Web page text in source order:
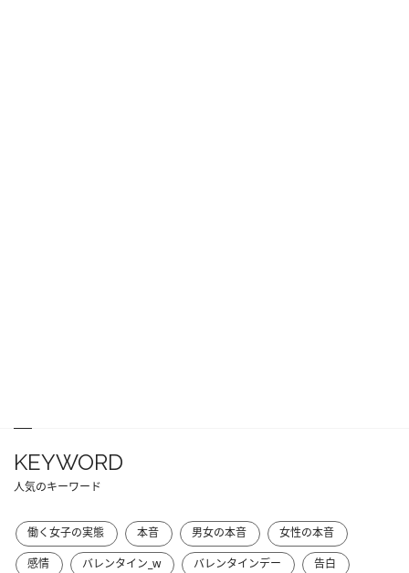
KEYWORD
人気のキーワード
働く女子の実態 本音 男女の本音
女性の本音
感情
バレンタイン_w バレンタインデー
告白